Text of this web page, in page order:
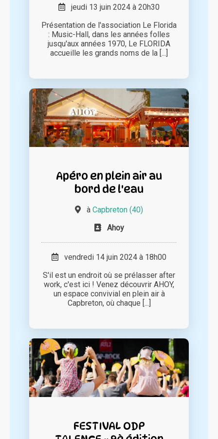
jeudi 13 juin 2024 à 20h30
Présentation de l'association Le Florida
: Music-Hall, dans les années folles
jusqu'aux années 1970, Le FLORIDA
accueille les grands noms de la [...]
Apéro en plein air au
bord de l'eau
à Capbreton (40)
Ahoy
vendredi 14 juin 2024 à 18h00
S'il est un endroit où se prélasser after
work, c'est ici ! Venez découvrir AHOY,
un espace convivial en plein air à
Capbreton, où chaque [...]
FESTIVAL ODP